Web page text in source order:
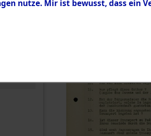
nutze. Mir ist bewusst, dass ein